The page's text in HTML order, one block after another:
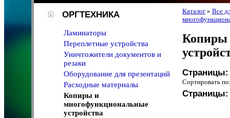
ОРГТЕХНИКА
Ламинаторы
Переплетные устройства
Уничтожители документов и
резаки
Оборудование для презентаций
Расходные материалы
Копиры и
многофункциональные
устройства
Каталог » Все
Копиры
Страницы:
Сортировать
Страницы: